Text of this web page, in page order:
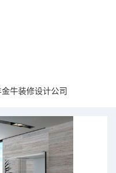
牛装修设计公司